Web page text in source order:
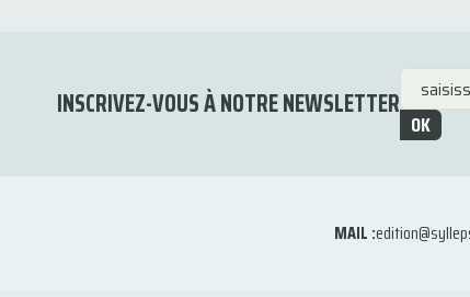
INSCRIVEZ-VOUS À NOTRE NEWSLETTER
OK
MAIL :